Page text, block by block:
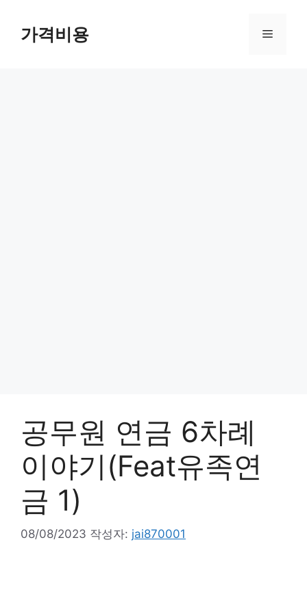
가격비용 메
공무원 연금 6차례
이야기(Feat유족연
금 1)
08/08/2023 작성자: jai870001